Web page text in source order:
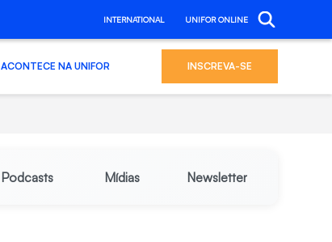
INTERNATIONAL UNIFOR ONLINE
ACONTECE NA UNIFOR INSCREVA-SE
Podcasts Mídias Newsletter